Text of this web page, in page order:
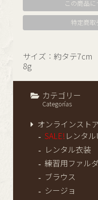
カテゴリー
Categorías
オンラインストア
SALE! レンタ
レンタル衣装
練習用ファルダ
ブラウス
シージョ
この商品に
特定商取
サイズ：約タテ
8g